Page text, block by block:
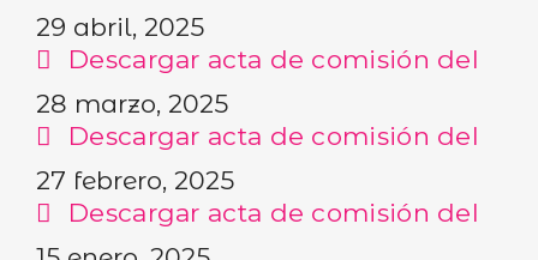
29 abril, 2025
Descargar acta de comisión del
28 marzo, 2025
Descargar acta de comisión del
27 febrero, 2025
Descargar acta de comisión del